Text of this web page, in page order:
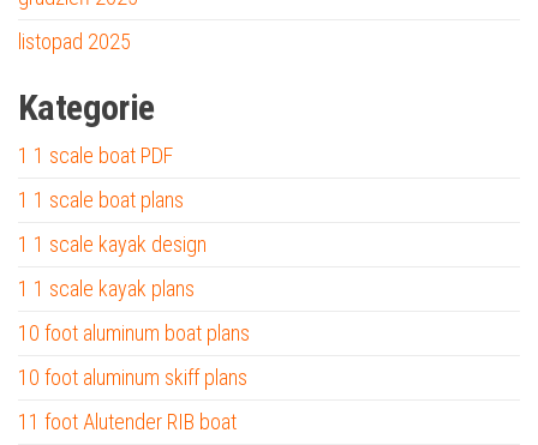
listopad 2025
Kategorie
1 1 scale boat PDF
1 1 scale boat plans
1 1 scale kayak design
1 1 scale kayak plans
10 foot aluminum boat plans
10 foot aluminum skiff plans
11 foot Alutender RIB boat